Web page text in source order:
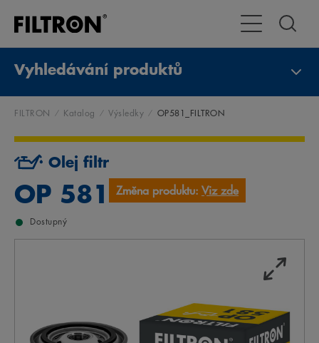
Přepnout
Vyhledávání produktů
FILTRON Katalog Výsledky OP581_FILTRON
Olej filtr
OP 581 Změna produktu: Viz zde
Dostupný